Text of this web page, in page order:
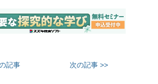
記事 次の記事 >>